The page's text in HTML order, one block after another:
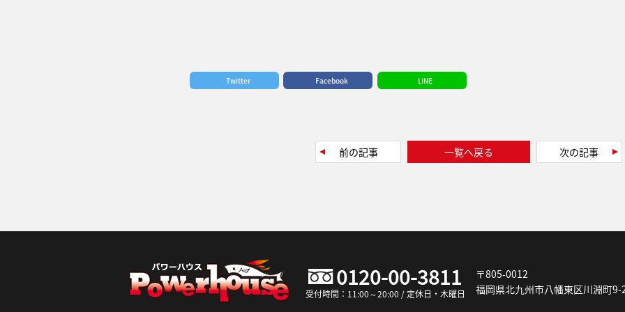
Twitter Facebook LINE
前の記事 一覧へ戻る 次の記事
0120-00-3811
受付時間：11:00～20:00 / 定休日・木曜日
〒805-0012
福岡県北九州市八幡東区川淵町9-